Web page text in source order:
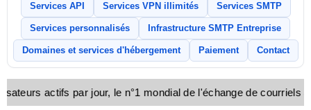
Services API Services VPN illimités Services SMTP
Services personnalisés Infrastructure SMTP Entreprise
Domaines et services d'hébergement Paiement Contact
actifs par jour, le n°1 mondial de l'échange de courriels